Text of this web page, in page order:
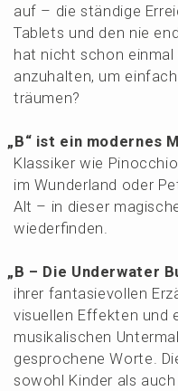
auf – die ständi­ge
Tablets und den nie
hat nicht schon
anzuhal­ten, um
träumen?
„ B“ ist ein moder­nes
Klassi­ker wie
im Wunder­land oder
Alt – in dieser
wiederfinden.
„ B – Die Under­wa­ter
ihrer fanta­sie­vol­len
visuel­len Effek­ten und
musika­li­schen
gespro­che­ne Worte.
sowohl Kinder als